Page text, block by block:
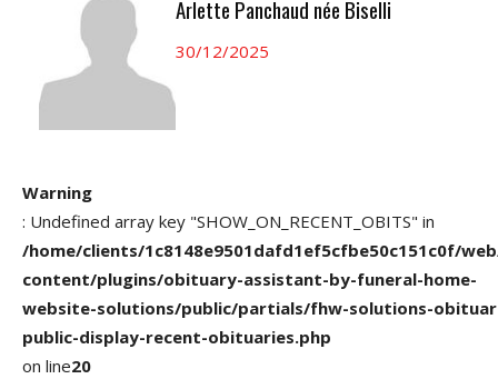
Arlette Panchaud née Biselli
30/12/2025
Warning
: Undefined array key "SHOW_ON_RECENT_OBITS" in
/home/clients/1c8148e9501dafd1ef5cfbe50c151c0f/
content/plugins/obituary-assistant-by-funeral-home-
website-solutions/public/partials/fhw-solutions-
public-display-recent-obituaries.php
on line20